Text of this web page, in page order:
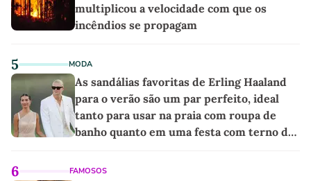
multiplicou a velocidade com que os
incêndios se propagam
5 MODA
As sandálias favoritas de Erling Haaland
para o verão são um par perfeito, ideal
tanto para usar na praia com roupa de
banho quanto em uma festa com terno de
6 FAMOSOS